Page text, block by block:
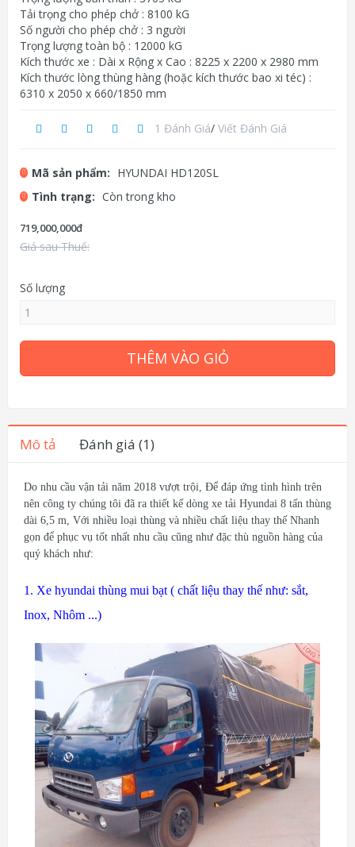
Tải trọng cho phép chở : 8100 kG
Số người cho phép chở : 3 người
Trọng lượng toàn bộ : 12000 kG
Kích thước xe : Dài x Rộng x Cao : 8225 x 2200 x 2980 mm
Kích thước lòng thùng hàng (hoặc kích thước bao xi téc) :
6310 x 2050 x 660/1850 mm
1 Đánh Giá/ Viết Đánh Giá
Mã sản phẩm: HYUNDAI HD120SL
Tình trạng: Còn trong kho
719,000,000đ
Giá sau Thuế:
Số lượng
THÊM VÀO GIỎ
Mô tả Đánh giá (1)
Do nhu cầu vận tải năm 2018 vượt trội, Để đáp ứng tình hình trên
nên công ty chúng tôi đã ra thiết kế dòng xe tải Hyundai 8 tấn thùng
dài 6,5 m, Với nhiều loại thùng và nhiều chất liệu thay thế Nhanh
gọn để phục vụ tốt nhất nhu cầu cũng như đặc thù nguồn hàng của
quý khách như:
1. Xe hyundai thùng mui bạt ( chất liệu thay thế như: sắt,
Inox, Nhôm ...)